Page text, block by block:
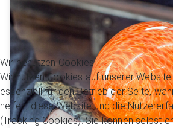
Wir benutzen Cookies
Wir nutzen Cookies auf unserer
essenziell für den Betrieb der Seite,
helfen, diese Website und die
(Tracking Cookies). Sie können selbst